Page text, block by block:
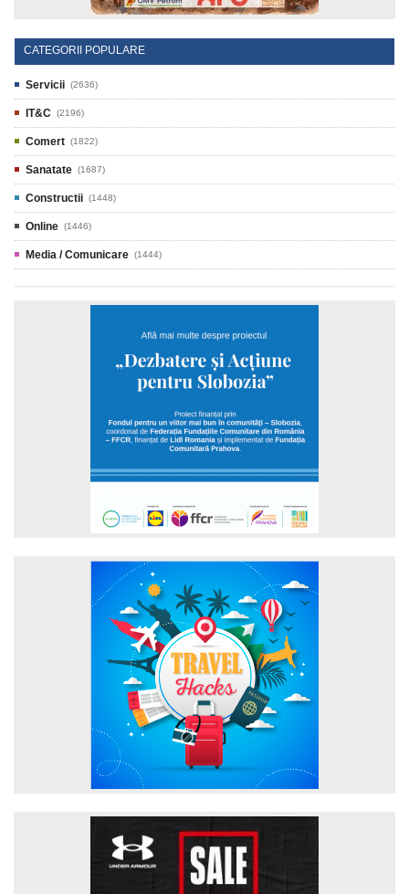
CATEGORII POPULARE
Servicii (2636)
IT&C (2196)
Comert (1822)
Sanatate (1687)
Constructii (1448)
Online (1446)
Media / Comunicare (1444)